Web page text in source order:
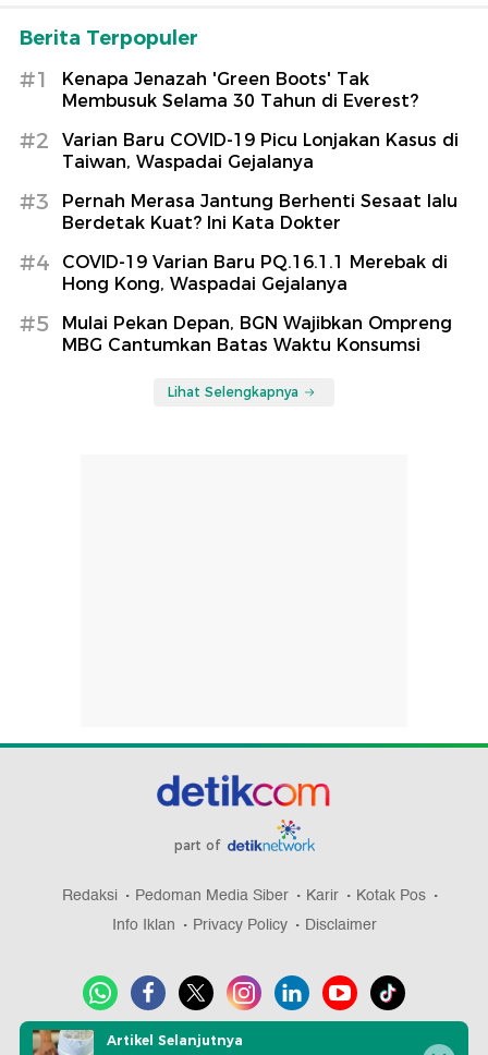
Berita Terpopuler
#1
Kenapa Jenazah 'Green Boots' Tak
Membusuk Selama 30 Tahun di Everest?
#2
Varian Baru COVID-19 Picu Lonjakan Kasus di
Taiwan, Waspadai Gejalanya
#3
Pernah Merasa Jantung Berhenti Sesaat lalu
Berdetak Kuat? Ini Kata Dokter
#4
COVID-19 Varian Baru PQ.16.1.1 Merebak di
Hong Kong, Waspadai Gejalanya
#5
Mulai Pekan Depan, BGN Wajibkan Ompreng
MBG Cantumkan Batas Waktu Konsumsi
Lihat Selengkapnya
part of
Redaksi Pedoman Media Siber Karir
Kotak Pos
Info Iklan
Privacy Policy Disclaimer
Download aplikasi detikcom
Artikel Selanjutnya